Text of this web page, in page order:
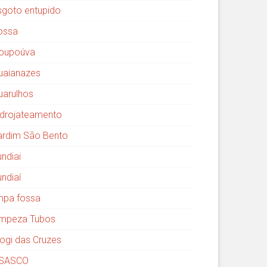
entupido
São Bento
fossa
Tubos
das Cruzes